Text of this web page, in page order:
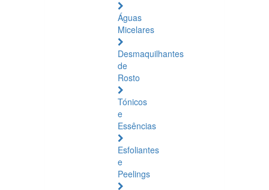
Águas
Micelares
Desmaquilhantes
de
Rosto
Tónicos
e
Essências
Esfoliantes
e
Peelings